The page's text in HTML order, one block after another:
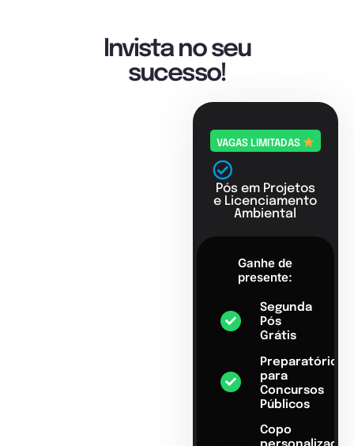
Invista no seu
sucesso!
VAGAS LIMITADAS
Pós em Projetos
e Licenciamento
Ambiental
Ganhe de
presente:
Segunda
Pós
Grátis
Preparatório
para
Concursos
Públicos
Copo